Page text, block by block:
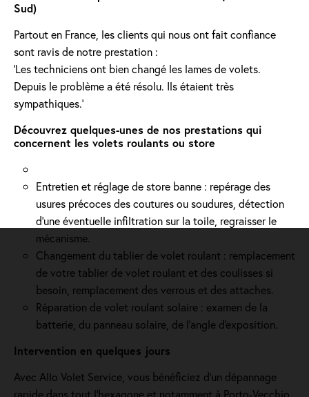
Sud)
Partout en France, les clients qui nous ont fait confiance
sont ravis de notre prestation :
'Les techniciens ont bien changé les lames de volets.
Depuis le problème a été résolu. Ils étaient très
sympathiques.'
Découvrez quelques-unes de nos prestations qui
concernent les volets roulants ou store
Entretien et réglage de store banne : repérage des
usures précoces des coutures ou soudures, détection
d'une éventuelle infiltration sur la toile, regraisser le
mécanisme.
Changement du tablier de volet roulant : remplacement
de votre tablier de volet roulant et des coulisses si
besoin, remplacement des verrous et des attaches.
Réparation de volet roulant solaire : examen de la
batterie, du panneau solaire, de l'angle d'exposition.
Intervention en quelques jours
Avec Allo Volet Service, vous bénéficiez d'un dépannage
rapide dans tout l'hexagone et notamment à Porto-Vecchio